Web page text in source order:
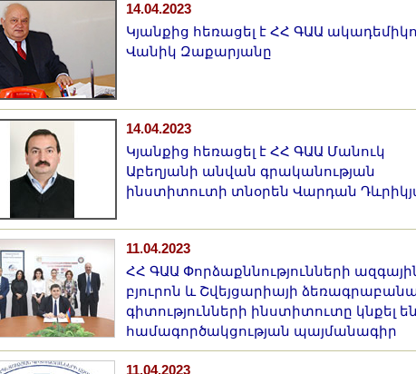
14.04.2023
Կյանքից հեռացել է ՀՀ ԳԱԱ
Վանիկ Զաքարյանը
14.04.2023
Կյանքից հեռացել է ՀՀ ԳԱԱ Մանուկ
Աբեղյանի անվան գրականության
ինստիտուտի տնօրեն Վարդան
11.04.2023
ՀՀ ԳԱԱ Փորձաքննությունների
բյուրոն և Շվեյցարիայի
գիտությունների ինստիտուտը կնքել են
համագործակցության պայմանագիր
11.04.2023